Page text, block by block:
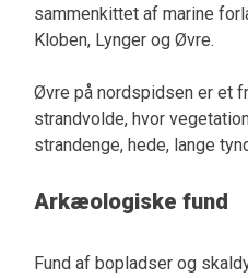
sammenkittet af marine
Kloben, Lynger og Øvre.
Øvre på nordspidsen er et
strandvolde, hvor
strandenge, hede, lange
Arkæologiske fund
Fund af bopladser og